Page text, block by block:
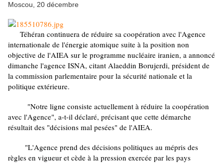
Moscou, 20 décembre
Téhéran continuera de réduire sa coopération avec l'Agence
internationale de l'énergie atomique suite à la position non
objective de l'AIEA sur le programme nucléaire iranien, a annoncé
dimanche l'agence ISNA, citant Alaeddin Borujerdi, président de
la commission parlementaire pour la sécurité nationale et la
politique extérieure.
"Notre ligne consiste actuellement à réduire la coopération
avec l'Agence", a-t-il déclaré, précisant que cette démarche
résultait des "décisions mal pesées" de l'AIEA.
"L'Agence prend des décisions politiques au mépris des
règles en vigueur et cède à la pression exercée par les pays